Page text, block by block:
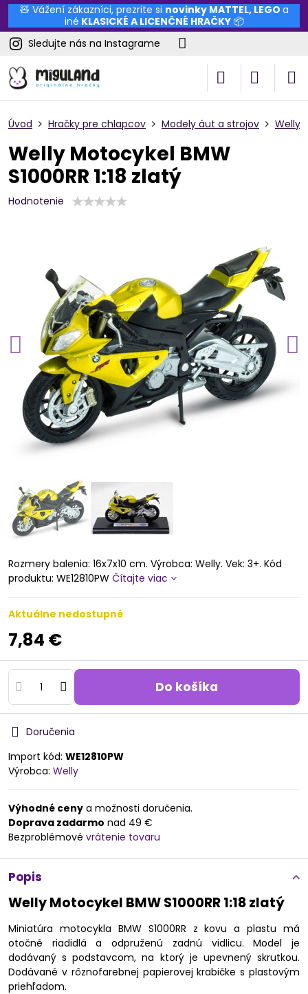
🧸 Vážení zákazníci, prezrite si novinky MATTEL, LEGO a
iné KLASICKÉ A LICENČNÉ HRAČKY📦
Sledujte nás na Instagrame
Úvod Hračky pre chlapcov Modely áut a strojov Welly
Welly Motocykel BMW
S1000RR 1:18 zlatý
Hodnotenie
Rozmery balenia: 16x7x10 cm. Výrobca: Welly. Vek: 3+. Kód
produktu: WE12810PW Čítajte viac
Aktuálne nedostupné
7,84 €
Do košíka
Doručenia
Import kód: WE12810PW
Výrobca: Welly
Výhodné ceny a možnosti doručenia.
Doprava zadarmo nad 49 €
Bezproblémové vrátenie tovaru
Popis
Welly Motocykel BMW S1000RR 1:18 zlatý
Miniatúra motocykla BMW S1000RR z kovu a plastu má
otočné riadidlá a odpruženú zadnú vidlicu. Model je
dodávaný s podstavcom, na ktorý je upevnený skrutkou.
Dodávané v rôznofarebnej papierovej krabičke s plastovým
priehľadom.